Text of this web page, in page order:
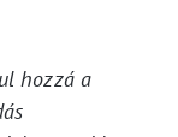
hozzá a